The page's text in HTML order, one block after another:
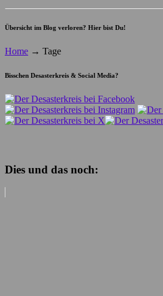
Übersicht im Blog verloren? Hier bist Du!
Home → Tage
Bisschen Desasterkreis & Social Media?
Dies und das noch: